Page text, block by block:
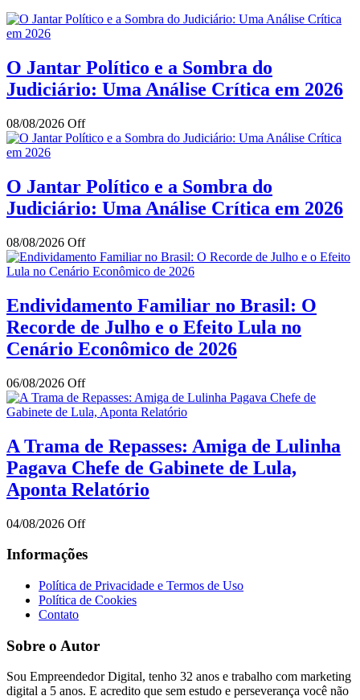
O Jantar Político e a Sombra do
Judiciário: Uma Análise Crítica em 2026
08/08/2026 Off
O Jantar Político e a Sombra do
Judiciário: Uma Análise Crítica em 2026
08/08/2026 Off
Endividamento Familiar no Brasil: O
Recorde de Julho e o Efeito Lula no
Cenário Econômico de 2026
06/08/2026 Off
A Trama de Repasses: Amiga de Lulinha
Pagava Chefe de Gabinete de Lula,
Aponta Relatório
04/08/2026 Off
Informações
Política de Privacidade e Termos de Uso
Política de Cookies
Contato
Sobre o Autor
Sou Empreendedor Digital, tenho 32 anos e trabalho com marketing
digital a 5 anos. E acredito que sem estudo e perseverança você não